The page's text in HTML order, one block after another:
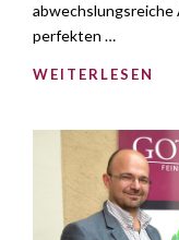
abwechslungsreiche
perfekten …
WEITERLESEN